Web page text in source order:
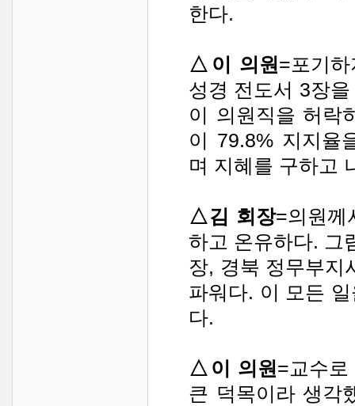
한다.
△이 의원=포기
성경 전도서 3장을
이 의원직을 허락
이 79.8% 지지율
며 지혜를 구하고
△김 회장=의원께
하고 온유하다. 그
장, 경북 정무부지
파워다. 이 모든
다.
△이 의원=교수
큰 덕목이라 생각